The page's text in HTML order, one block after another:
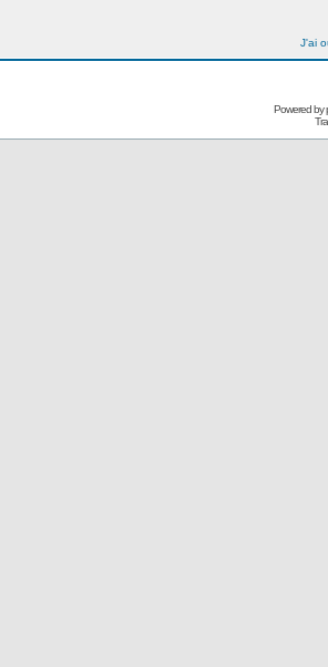
J'ai
Powered by